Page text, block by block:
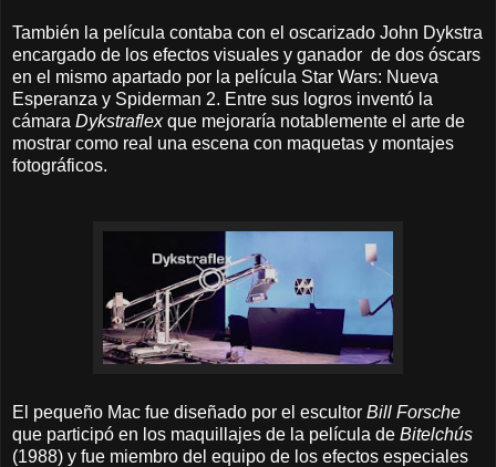
También la película contaba con el oscarizado John Dykstra
encargado de los efectos visuales y ganador de dos óscars
en el mismo apartado por la película Star Wars: Nueva
Esperanza y Spiderman 2. Entre sus logros inventó la
cámara Dykstraflexque mejoraría notablemente el arte de
mostrar como real una escena con maquetas y montajes
fotográficos.
El pequeño Mac fue diseñado por el escultor Bill Forsche
que participó en los maquillajes de la película de Bitelchús
(1988) y fue miembro del equipo de los efectos especiales